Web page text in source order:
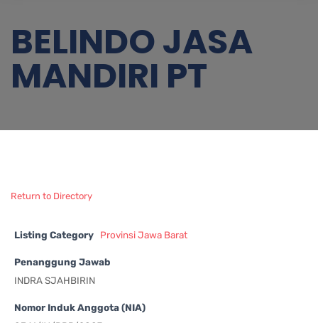
BELINDO JASA
MANDIRI PT
Return to Directory
Listing Category Provinsi Jawa Barat
Penanggung Jawab
INDRA SJAHBIRIN
Nomor Induk Anggota (NIA)